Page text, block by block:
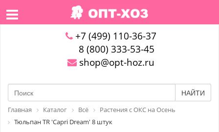
+7 (499) 110-36-37
8 (800) 333-53-45
shop@opt-hoz.ru
НАЙТИ
Главная Каталог Всё
Растения с ОКС на Осень
Тюльпан TR 'Capri Dream' 8 штук